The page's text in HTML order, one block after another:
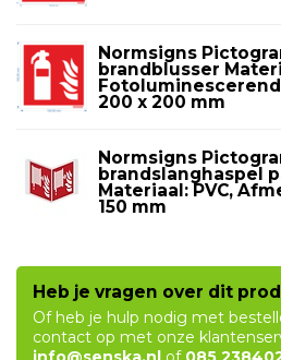
Normsigns
brandblusser
200 x 200 mm
Normsigns
brandslanghaspel
Materiaal: PVC,
150 mm
Heb je vragen over dit
Of heb je hulp nodig met
contact op met onze